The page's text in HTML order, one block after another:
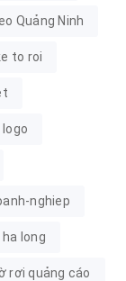
Quảng Ninh
to roi
nghiep
long
rơi quảng cáo